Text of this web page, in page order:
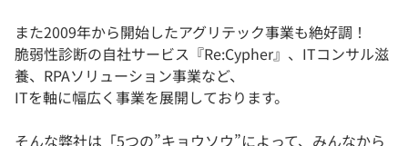
また2009年から開始したアグリテック事業も絶好調！
脆弱性診断の自社サービス『Re:Cypher』、ITコンサル滋
養、RPAソリューション事業など、
ITを軸に幅広く事業を展開しております。
そんな弊社は「5つの”キョウソウ”によって、みんなから